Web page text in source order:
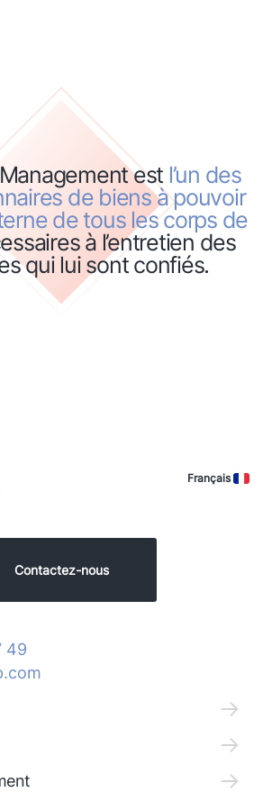
est l’un des
de biens à pouvoir
de tous les corps de
à l’entretien des
qui lui sont confiés.
Français
Contactez-nous
49